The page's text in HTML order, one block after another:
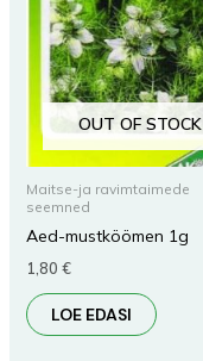
OUT OF STOCK
Maitse-ja ravimtaimede
seemned
Aed-mustköömen 1g
1,80 €
LOE EDASI